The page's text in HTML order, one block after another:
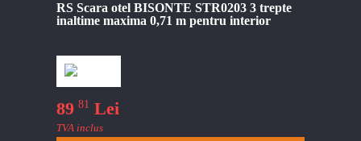
RS Scara otel BISONTE STR0203 3 trepte
inaltime maxima 0,71 m pentru interior
89 81 Lei
TVA inclus